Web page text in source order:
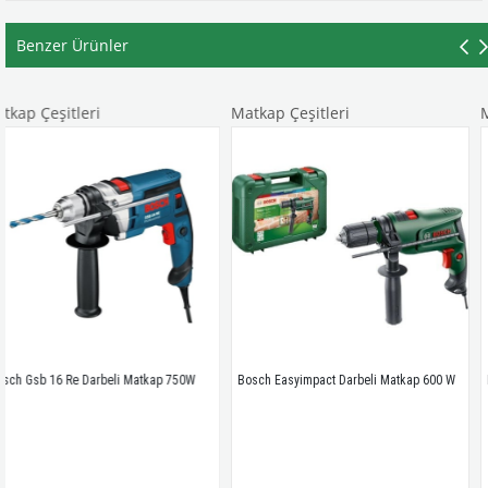
Benzer Ürünler
Matkap 750W
Matkap Çeşitleri
Bosch Easyimpact Darbeli Matkap 600 W
Matkap
Rtrmax x-Lıon